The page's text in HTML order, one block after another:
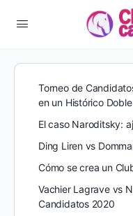
Torneo de
en un Histórico
El caso Naroditsky:
Ding Liren vs
Cómo se crea un
Vachier Lagrave vs
Candidatos 2020